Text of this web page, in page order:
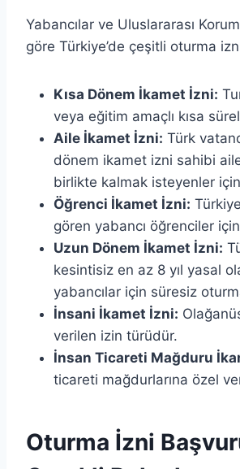
Yabancılar ve Uluslararası
göre Türkiye’de çeşitli oturma
Kısa Dönem İkamet İzni:
veya eğitim amaçlı kısa
Aile İkamet İzni: Türk
dönem ikamet izni sahibi
birlikte kalmak isteyenler
Öğrenci İkamet İzni:
gören yabancı öğrenciler
Uzun Dönem İkamet İzni:
kesintisiz en az 8 yıl yasal
yabancılar için süresiz
İnsani İkamet İzni:
verilen izin türüdür.
İnsan Ticareti Mağduru
ticareti mağdurlarına özel
Oturma İzni